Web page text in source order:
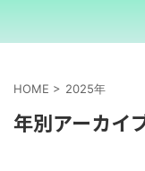
HOME > 2025年
年別アーカイ